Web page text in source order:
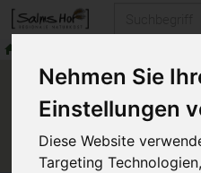
Nehmen Sie
Einstellungen
Diese Website
Targeting